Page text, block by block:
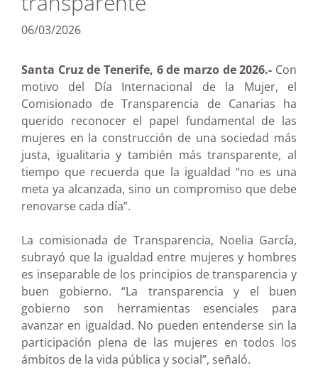
06/03/2026
Santa Cruz de Tenerife, 6 de marzo de 2026.- Con
motivo del Día Internacional de la Mujer, el
Comisionado de Transparencia de Canarias ha
querido reconocer el papel fundamental de las
mujeres en la construcción de una sociedad más
justa, igualitaria y también más transparente, al
tiempo que recuerda que la igualdad “no es una
meta ya alcanzada, sino un compromiso que debe
renovarse cada día”.
La comisionada de Transparencia, Noelia García,
subrayó que la igualdad entre mujeres y hombres
es inseparable de los principios de transparencia y
buen gobierno. “La transparencia y el buen
gobierno son herramientas esenciales para
avanzar en igualdad. No pueden entenderse sin la
participación plena de las mujeres en todos los
ámbitos de la vida pública y social”, señaló.